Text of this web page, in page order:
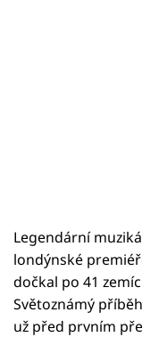
Legendární
londýnské
dočkal po 41
Světoznámý
už před prvním